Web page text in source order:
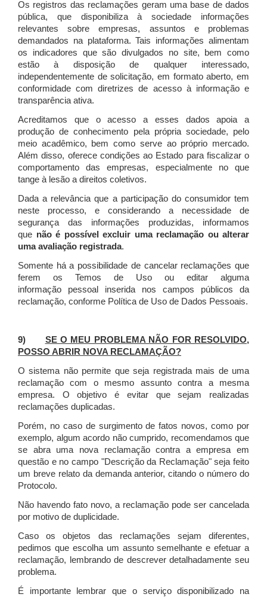
Os registros das reclamações geram uma base de dados
pública, que disponibiliza à sociedade informações
relevantes sobre empresas, assuntos e problemas
demandados na plataforma. Tais informações alimentam
os indicadores que são divulgados no site, bem como
estão à disposição de qualquer interessado,
independentemente de solicitação, em formato aberto, em
conformidade com diretrizes de acesso à informação e
transparência ativa.
Acreditamos que o acesso a esses dados apoia a
produção de conhecimento pela própria sociedade, pelo
meio acadêmico, bem como serve ao próprio mercado.
Além disso, oferece condições ao Estado para fiscalizar o
comportamento das empresas, especialmente no que
tange à lesão a direitos coletivos.
Dada a relevância que a participação do consumidor tem
neste processo, e considerando a necessidade de
segurança das informações produzidas, informamos
que não é possível excluir uma reclamação ou alterar
uma avaliação registrada.
Somente há a possibilidade de cancelar reclamações que
ferem os Temos de Uso ou editar alguma
informação pessoal inserida nos campos públicos da
reclamação, conforme Política de Uso de Dados Pessoais.
9) SE O MEU PROBLEMA NÃO FOR RESOLVIDO,
POSSO ABRIR NOVA RECLAMAÇÃO?
O sistema não permite que seja registrada mais de uma
reclamação com o mesmo assunto contra a mesma
empresa. O objetivo é evitar que sejam realizadas
reclamações duplicadas.
Porém, no caso de surgimento de fatos novos, como por
exemplo, algum acordo não cumprido, recomendamos que
se abra uma nova reclamação contra a empresa em
questão e no campo "Descrição da Reclamação" seja feito
um breve relato da demanda anterior, citando o número do
Protocolo.
Não havendo fato novo, a reclamação pode ser cancelada
por motivo de duplicidade.
Caso os objetos das reclamações sejam diferentes,
pedimos que escolha um assunto semelhante e efetuar a
reclamação, lembrando de descrever detalhadamente seu
problema.
É importante lembrar que o serviço disponibilizado na